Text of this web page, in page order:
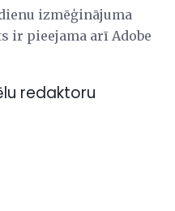
izmēģinājuma
ir pieejama arī Adobe
redaktoru